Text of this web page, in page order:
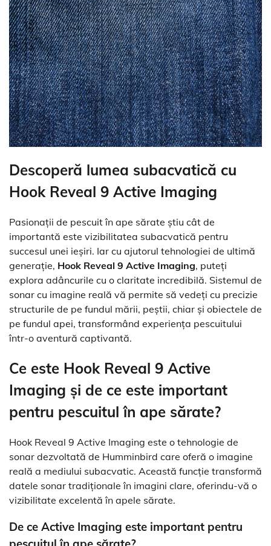
Descoperă lumea subacvatică cu
Hook Reveal 9 Active Imaging
Pasionații de pescuit în ape sărate știu cât de
importantă este vizibilitatea subacvatică pentru
succesul unei ieșiri. Iar cu ajutorul tehnologiei de ultimă
generație, Hook Reveal 9 Active Imaging, puteți
explora adâncurile cu o claritate incredibilă. Sistemul de
sonar cu imagine reală vă permite să vedeți cu precizie
structurile de pe fundul mării, peștii, chiar și obiectele de
pe fundul apei, transformând experiența pescuitului
într-o aventură captivantă.
Ce este Hook Reveal 9 Active
Imaging și de ce este important
pentru pescuitul în ape sărate?
Hook Reveal 9 Active Imaging este o tehnologie de
sonar dezvoltată de Humminbird care oferă o imagine
reală a mediului subacvatic. Această funcție transformă
datele sonar tradiționale în imagini clare, oferindu-vă o
vizibilitate excelentă în apele sărate.
De ce Active Imaging este important pentru